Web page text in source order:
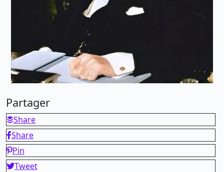
Partager
Share
Share
Pin
Tweet